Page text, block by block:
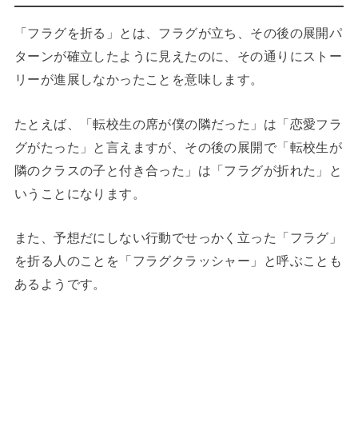
「フラグを折る」とは、フラグが立ち、その後の展開パ
ターンが確立したように見えたのに、その通りにストー
リーが進展しなかったことを意味します。
たとえば、「転校生の席が僕の隣だった」は「恋愛フラ
グがたった」と言えますが、その後の展開で「転校生が
隣のクラスの子と付き合った」は「フラグが折れた」と
いうことになります。
また、予想だにしない行動でせっかく立った「フラグ」
を折る人のことを「フラグクラッシャー」と呼ぶことも
あるようです。